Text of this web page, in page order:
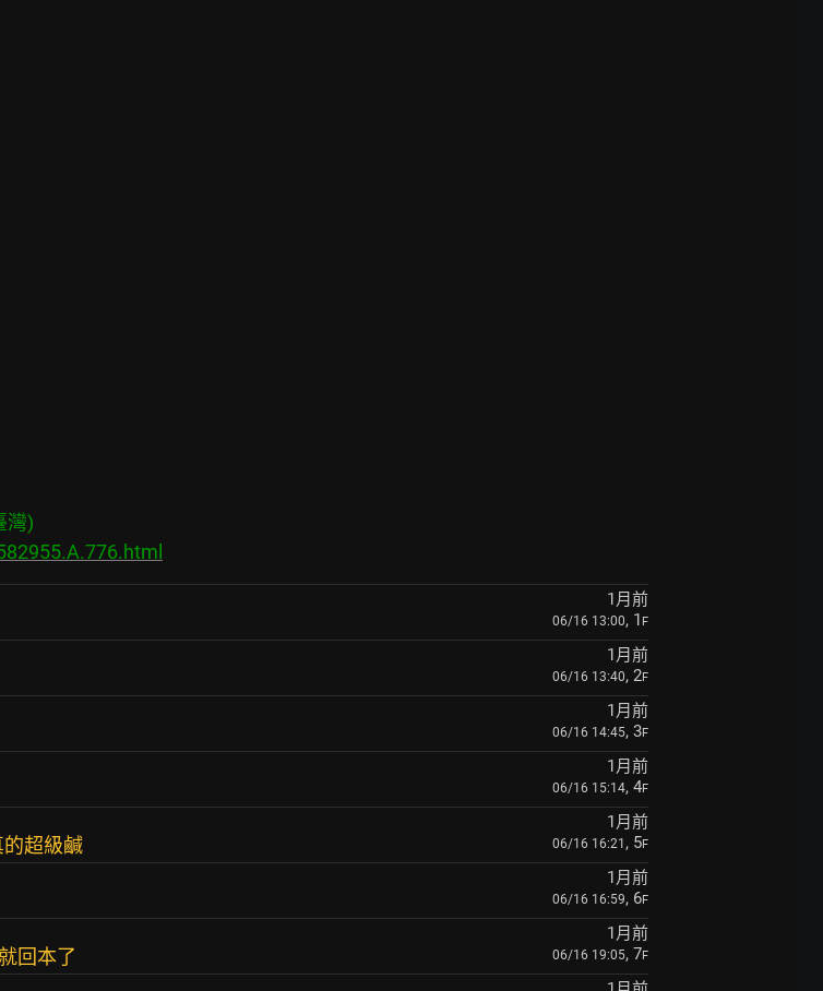
灣)
1月前
06/16 13:00, 1 F
1月前
06/16 13:40, 2F
1月前
06/16 14:45, 3F
1月前
06/16 15:14, 4F
1月前
超級鹹 06/16 16:21 , 5F
1月前
06/16 16:59, 6F
1月前
回本了 06/16 19:05, 7F